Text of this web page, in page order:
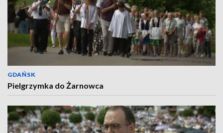
GDAŃSK
Pielgrzymka do Żarnowca